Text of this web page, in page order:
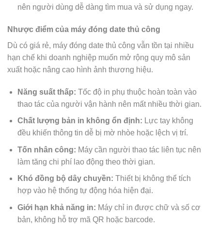
nên người dùng dễ dàng tìm mua và sử dụng ngay.
Nhược điểm của máy đóng date thủ công
Dù có giá rẻ, máy đóng date thủ công vẫn tồn tại nhiều
hạn chế khi doanh nghiệp muốn mở rộng quy mô sản
xuất hoặc nâng cao hình ảnh thương hiệu.
Năng suất thấp: Tốc độ in phụ thuộc hoàn toàn vào
thao tác của người vận hành nên mất nhiều thời gian.
Chất lượng bản in không ổn định: Lực tay không
đều khiến thông tin dễ bị mờ nhòe hoặc lệch vị trí.
Tốn nhân công: Máy cần người thao tác liên tục nên
làm tăng chi phí lao động theo thời gian.
Khó đồng bộ dây chuyền: Thiết bị không thể tích
hợp vào hệ thống tự động hóa hiện đại.
Giới hạn khả năng in: Máy chỉ in được chữ và số cơ
bản, không hỗ trợ mã QR hoặc barcode.